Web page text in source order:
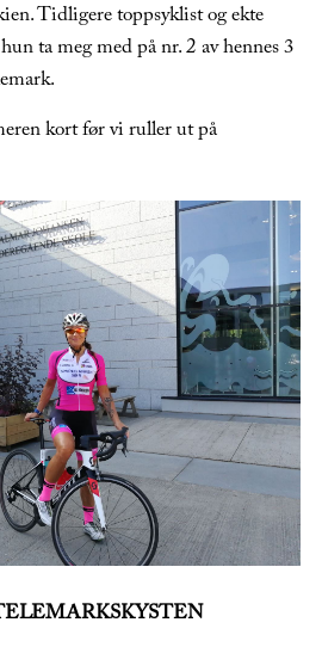
Tidligere toppsyklist og ekte
ta meg med på nr. 2 av hennes 3
kort før vi ruller ut på